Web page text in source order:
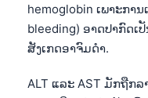
hemoglobin ເພາະກາ
bleeding) ອາດປາກົດເ
ສັງເກດອາຈົມດຳ.
ALT ແລະ AST ມັກຖືກ
O‘zbekcha
Қазақ тілі
Suomi